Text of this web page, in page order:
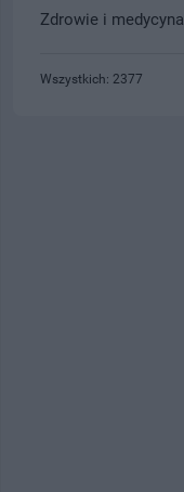
Zdrowie i medycyna
Wszystkich: 2377